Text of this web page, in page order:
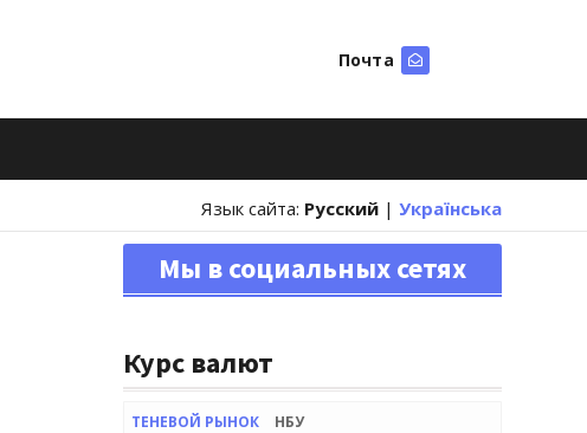
Почта
Язык сайта: Русский | Українська
Мы в социальных сетях
Курс валют
ТЕНЕВОЙ РЫНОК НБУ